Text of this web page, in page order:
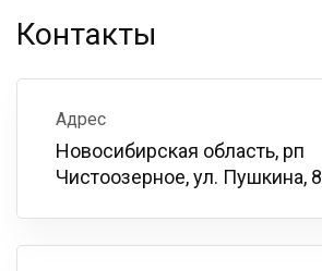
Контакты
Адрес
Новосибирская область, рп
Чистоозерное, ул. Пушкина, 8